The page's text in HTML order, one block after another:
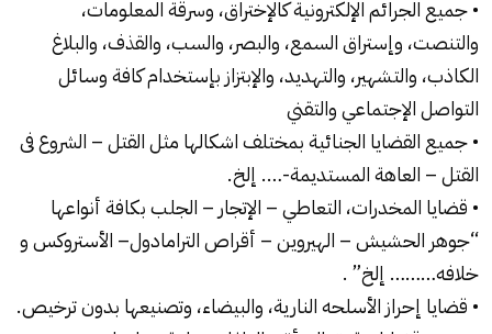
• جميع الجرائم الإلكترونية كالإختراق، وسرقة المعلومات،
والتنصت، وإستراق السمع، والبصر، والسب، والقذف، والبلاغ
الكاذب، والتشهير، والتهديد، والإبتزاز بإستخدام كافة وسائل
التواصل الإجتماعي والتقني
• جميع القضايا الجنائية بمختلف اشكالها مثل القتل – الشروع فى
القتل – العاهة المستديمة-…. إلخ.
• قضايا المخدرات، التعاطي – الإتجار – الجلب بكافة أنواعها
“جوهر الحشيش – الهيروين – أقراص الترامادول– الأستروكس و
خلافه……… إلخ” .
• قضايا إحراز الأسلحه النارية، والبيضاء، وتصنيعها بدون ترخيص.